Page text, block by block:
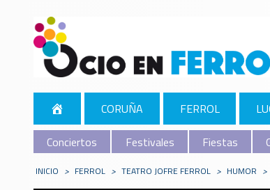
CORUÑA FERROL
Conciertos
Festivales Fiestas
INICIO > FERROL > TEATRO JOFRE FERROL > HUMOR >